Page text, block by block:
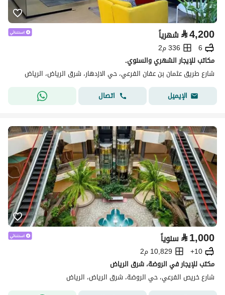
⃁4,200 شهرياً
6
336 م2
مكاتب للإيجار الشهري والسنوي.
شارع طريق عثمان بن عفان الفرعي، حي الازدهار، شرق الرياض، الرياض
الإيميل
اتصال
⃁1,000 سنوياً
10+
10,829 م2
مكتب للإيجار في الروضة، شرق الرياض
شارع خريص الفرعي، حي الروضة، شرق الرياض، الرياض